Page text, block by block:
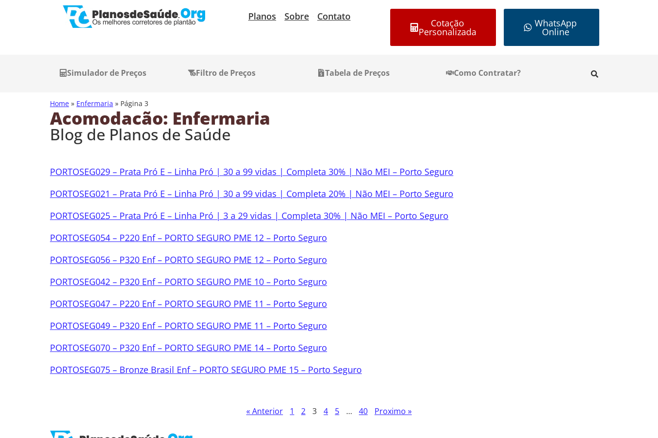
Planos Sobre Contato
Cotação
Personalizada
WhatsApp
Online
Simulador de Preços Filtro de Preços Tabela de Preços Como Contratar?
Home » Enfermaria » Página 3
Acomodacão: Enfermaria
Blog de Planos de Saúde
PORTOSEG029 – Prata Pró E – Linha Pró | 30 a 99 vidas | Completa 30% | Não MEI – Porto Seguro
PORTOSEG021 – Prata Pró E – Linha Pró | 30 a 99 vidas | Completa 20% | Não MEI – Porto Seguro
PORTOSEG025 – Prata Pró E – Linha Pró | 3 a 29 vidas | Completa 30% | Não MEI – Porto Seguro
PORTOSEG054 – P220 Enf – PORTO SEGURO PME 12 – Porto Seguro
PORTOSEG056 – P320 Enf – PORTO SEGURO PME 12 – Porto Seguro
PORTOSEG042 – P320 Enf – PORTO SEGURO PME 10 – Porto Seguro
PORTOSEG047 – P220 Enf – PORTO SEGURO PME 11 – Porto Seguro
PORTOSEG049 – P320 Enf – PORTO SEGURO PME 11 – Porto Seguro
PORTOSEG070 – P320 Enf – PORTO SEGURO PME 14 – Porto Seguro
PORTOSEG075 – Bronze Brasil Enf – PORTO SEGURO PME 15 – Porto Seguro
« Anterior 1 2 3 4 5 … 40 Proximo »